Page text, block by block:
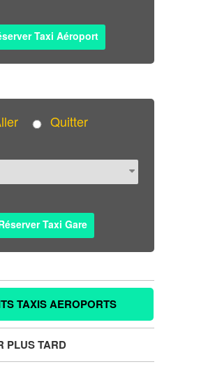
Taxi Aéroport
Quitter
Taxi Gare
TAXIS AEROPORTS
PLUS TARD